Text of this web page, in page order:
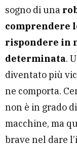
sogno di una
comprendere
rispondere in
determinata.
diventato più
ne comporta.
non è in grado
macchine, ma
brave nel dare